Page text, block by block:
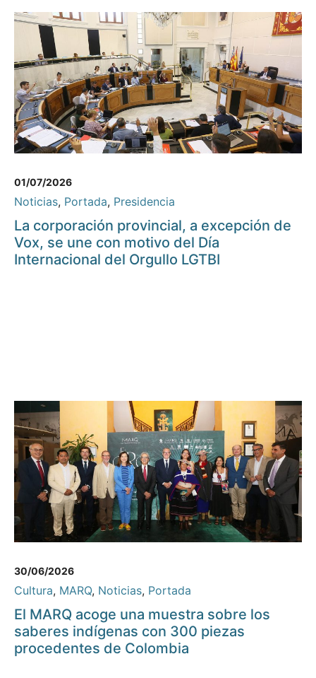
01/07/2026
Noticias, Portada, Presidencia
La corporación provincial, a excepción de
Vox, se une con motivo del Día
Internacional del Orgullo LGTBI
30/06/2026
Cultura, MARQ, Noticias, Portada
El MARQ acoge una muestra sobre los
saberes indígenas con 300 piezas
procedentes de Colombia